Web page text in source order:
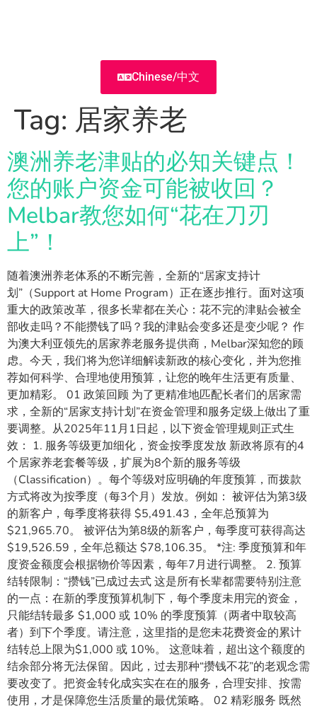
Chinese/中文
Tag: 居家养老
澳洲养老津贴的必知关键点！
您的账户资金可能被收回？
Melbar教您如何“花在刀刃
上”！
随着澳洲养老体系的不断完善，全新的“居家支持计
划”（Support at Home Program）正在逐步推行。面对这项
重大的政策改革，很多长辈都在关心：花不完的津贴会被全
部收走吗？不能攒钱了吗？我的津贴会变多还是变少呢？ 作
为澳大利亚领先的居家养老服务提供商，Melbar深知您的顾
虑。今天，我们将为您详细解读新政的核心变化，并为您推
荐如何科学、合理地使用预算，让您的晚年生活更有质量、
更加精彩。 01 政策回顾 为了更精准地匹配长者们的居家需
求，全新的“居家支持计划”在资金管理和服务定级上做出了重
要调整。从2025年11月1日起，以下资金管理规则正式生
效： 1. 服务等级更加细化，资金按季度发放 新政将原有的4
个居家养老套餐等级，扩展为8个新的服务等级
（Classification）。每个等级对应明确的年度预算，而拨款
方式将改为按季度（每3个月）发放。例如： 被评估为第3级
的新客户，每季度将获得 $5,491.43，全年总预算为
$21,965.70。 被评估为第8级的新客户，每季度可获得高达
$19,526.59，全年总额达 $78,106.35。 *注: 季度预算和年
度资金额度会根据物价等因素，每年7月进行调整。 2. 预算
结转限制：“攒钱”已成过去式 这是所有长辈都需要特别注意
的一点：在新的季度预算机制下，每个季度未用完的资金，
只能结转最多 $1,000 或 10% 的季度预算（两者中取较高
者）到下个季度。请注意，这里指的是您未花费资金的累计
结转总上限为$1,000 或 10%。 这意味着，超出这个额度的
结余部分将无法保留。因此，过去那种“攒钱不花”的老观念需
要改变了。把资金转化成实实在在的服务，合理安排、按需
使用，才是保障您生活质量的最优策略。 02 精彩服务 既然